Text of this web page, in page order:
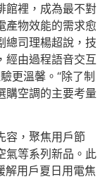
館裡，成為最不對
產物效能的需求愈
總司理楊超說，技
經由過程語音交互
更溫馨。“除了制
購空調的主要考量
容，聚焦用戶節
氣等系列新品。此
解用戶夏日用電焦